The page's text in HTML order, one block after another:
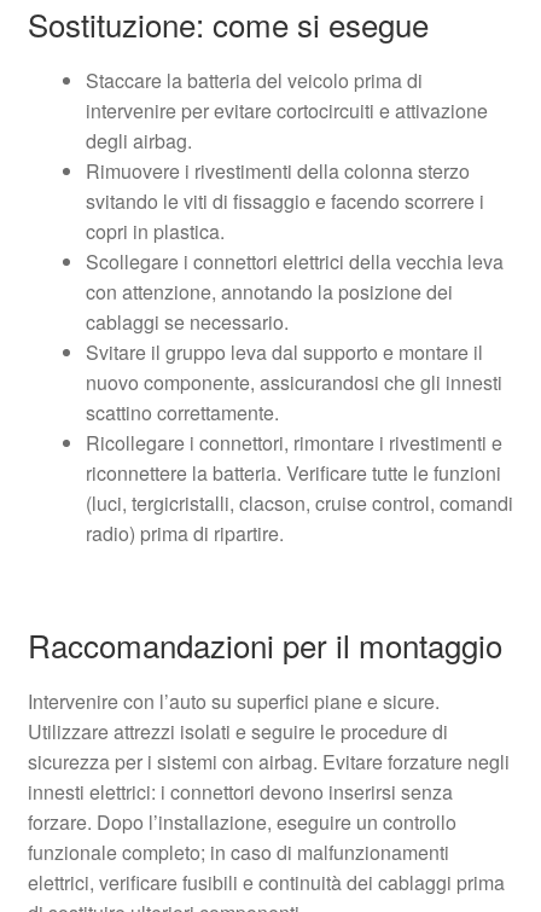
Sostituzione: come si esegue
Staccare la batteria del veicolo prima di
intervenire per evitare cortocircuiti e attivazione
degli airbag.
Rimuovere i rivestimenti della colonna sterzo
svitando le viti di fissaggio e facendo scorrere i
copri in plastica.
Scollegare i connettori elettrici della vecchia leva
con attenzione, annotando la posizione dei
cablaggi se necessario.
Svitare il gruppo leva dal supporto e montare il
nuovo componente, assicurandosi che gli innesti
scattino correttamente.
Ricollegare i connettori, rimontare i rivestimenti e
riconnettere la batteria. Verificare tutte le funzioni
(luci, tergicristalli, clacson, cruise control, comandi
radio) prima di ripartire.
Raccomandazioni per il montaggio
Intervenire con l’auto su superfici piane e sicure.
Utilizzare attrezzi isolati e seguire le procedure di
sicurezza per i sistemi con airbag. Evitare forzature negli
innesti elettrici: i connettori devono inserirsi senza
forzare. Dopo l’installazione, eseguire un controllo
funzionale completo; in caso di malfunzionamenti
elettrici, verificare fusibili e continuità dei cablaggi prima